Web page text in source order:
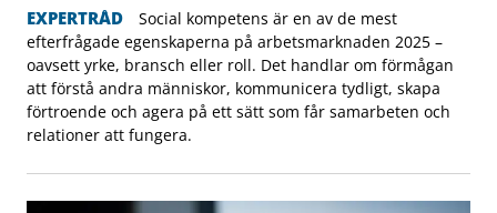
EXPERTRÅD
Social kompetens är en av de mest
efterfrågade egenskaperna på arbetsmarknaden 2025 –
oavsett yrke, bransch eller roll. Det handlar om förmågan
att förstå andra människor, kommunicera tydligt, skapa
förtroende och agera på ett sätt som får samarbeten och
relationer att fungera.